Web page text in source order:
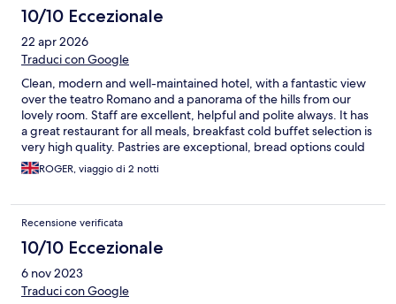
10/10 Eccezionale
22 apr 2026
Traduci con Google
Clean, modern and well-maintained hotel, with a fantastic view
over the teatro Romano and a panorama of the hills from our
lovely room. Staff are excellent, helpful and polite always. It has
a great restaurant for all meals, breakfast cold buffet selection is
very high quality. Pastries are exceptional, bread options could
be better.
ROGER, viaggio di 2 notti
Recensione verificata
10/10 Eccezionale
6 nov 2023
Traduci con Google